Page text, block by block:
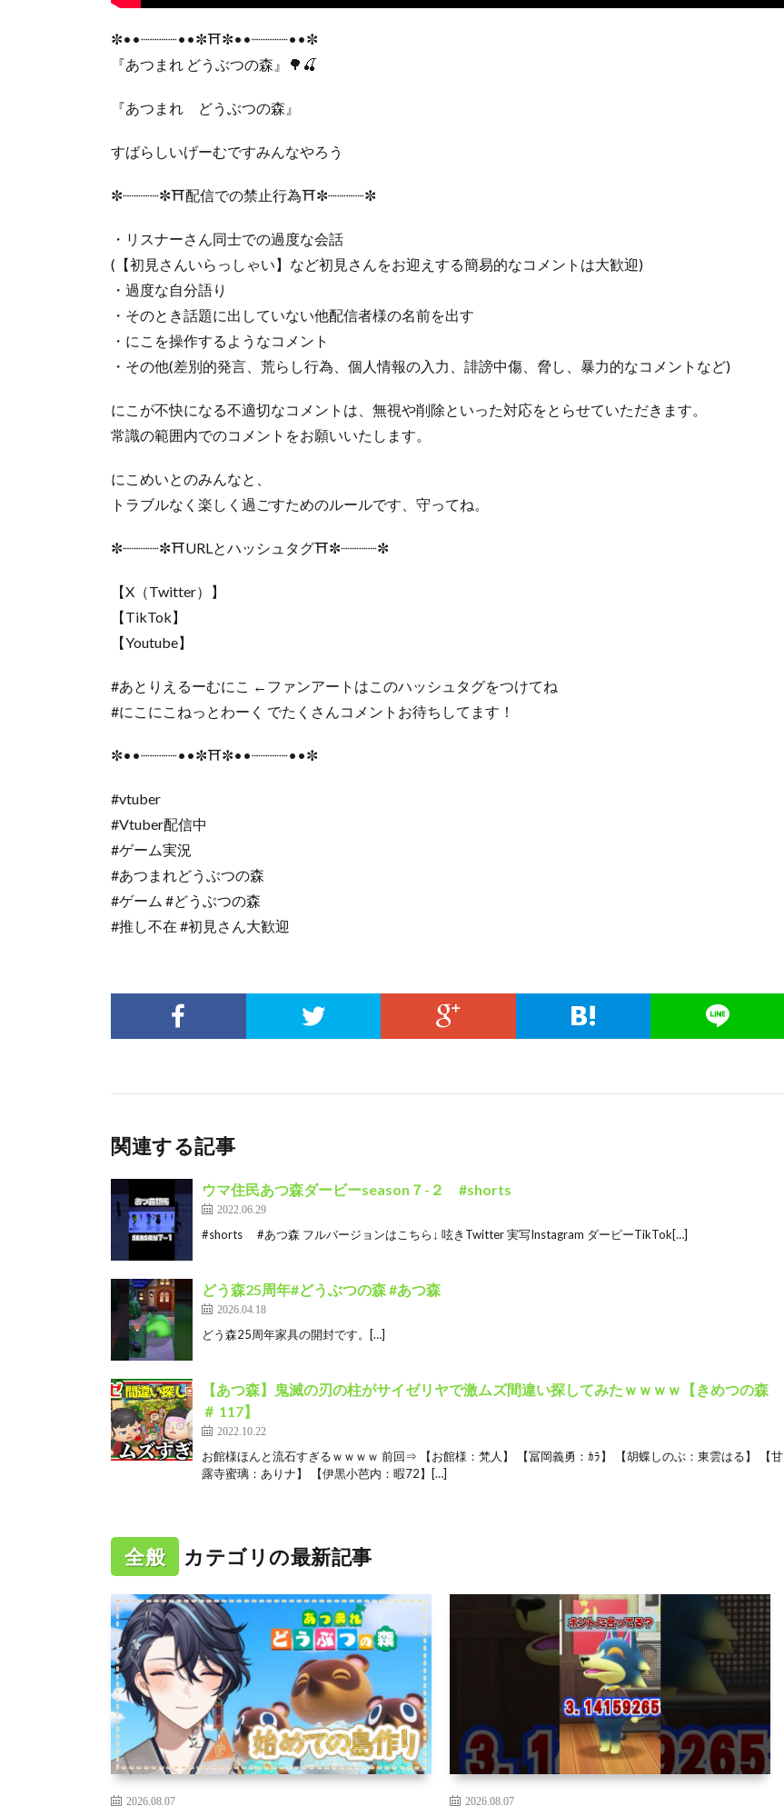
✼••┈┈┈┈••✼⛩️✼••┈┈┈┈••✼
『あつまれ どうぶつの森』🌳🍒
『あつまれ どうぶつの森』
すばらしいげーむですみんなやろう
✼┈┈┈┈✼⛩️配信での禁止行為⛩️✼┈┈┈┈✼
・リスナーさん同士での過度な会話
(【初見さんいらっしゃい】など初見さんをお迎えする簡易的なコメントは大歓迎)
・過度な自分語り
・そのとき話題に出していない他配信者様の名前を出す
・にこを操作するようなコメント
・その他(差別的発言、荒らし行為、個人情報の入力、誹謗中傷、脅し、暴力的なコメントなど)
にこが不快になる不適切なコメントは、無視や削除といった対応をとらせていただきます。
常識の範囲内でのコメントをお願いいたします。
にこめいとのみんなと、
トラブルなく楽しく過ごすためのルールです、守ってね。
✼┈┈┈┈✼⛩️URLとハッシュタグ⛩️✼┈┈┈┈✼
【X（Twitter）】
【TikTok】
【Youtube】
#あとりえるーむにこ ←ファンアートはこのハッシュタグをつけてね
#にこにこねっとわーく でたくさんコメントお待ちしてます！
✼••┈┈┈┈••✼⛩️✼••┈┈┈┈••✼
#vtuber
#Vtuber配信中
#ゲーム実況
#あつまれどうぶつの森
#ゲーム #どうぶつの森
#推し不在 #初見さん大歓迎
関連する記事
ウマ住民あつ森ダービーseason７-２ #shorts
2022.06.29
#shorts #あつ森 フルバージョンはこちら↓ 呟きTwitter 実写Instagram ダービーTikTok[…]
どう森25周年#どうぶつの森 #あつ森
2026.04.18
どう森25周年家具の開封です。[…]
【あつ森】鬼滅の刃の柱がサイゼリヤで激ムズ間違い探してみたｗｗｗｗ【きめつの森
＃ 117】
2022.10.22
お館様ほんと流石すぎるｗｗｗｗ 前回⇒ 【お館様：梵人】 【冨岡義勇：ｶﾗ】 【胡蝶しのぶ：東雲はる】 【甘
露寺蜜璃：ありナ】 【伊黒小芭内：暇72】[…]
全般 カテゴリの最新記事
2026.08.07 2026.08.07